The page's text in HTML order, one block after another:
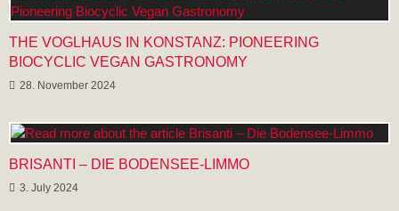
THE VOGLHAUS IN KONSTANZ: PIONEERING
BIOCYCLIC VEGAN GASTRONOMY
28. November 2024
BRISANTI – DIE BODENSEE-LIMMO
3. July 2024